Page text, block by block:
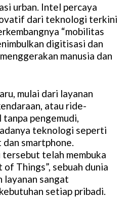
urban. Intel percaya
dari teknologi terkini
“mobilitas
digitisasi dan
manusia dan
mulai dari layanan
atau ride-
tanpa pengemudi,
teknologi seperti
smartphone.
telah membuka
Things”, sebuah dunia
layanan sangat
setiap pribadi.